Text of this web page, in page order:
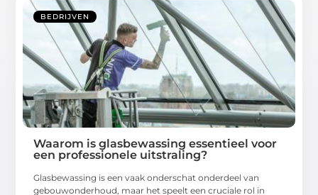
BEDRIJVEN
Waarom is glasbewassing essentieel voor
een professionele uitstraling?
Glasbewassing is een vaak onderschat onderdeel van
gebouwonderhoud, maar het speelt een cruciale rol in